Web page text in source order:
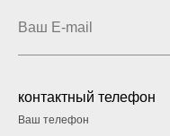
контактный телефон
Ваш телефон